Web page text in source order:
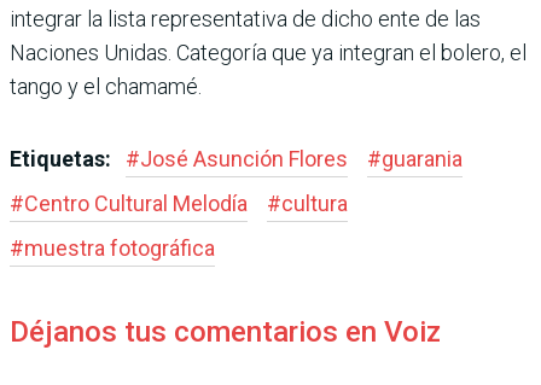
integrar la lista representativa de dicho ente de las
Naciones Unidas. Categoría que ya integran el bolero, el
tango y el chamamé.
Etiquetas: #José Asunción Flores #guarania
#Centro Cultural Melodía #cultura
#muestra fotográfica
Déjanos tus comentarios en Voiz